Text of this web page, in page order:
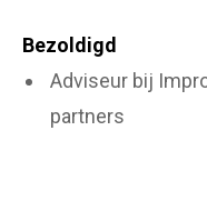
Bezoldigd
Adviseur bij
partners